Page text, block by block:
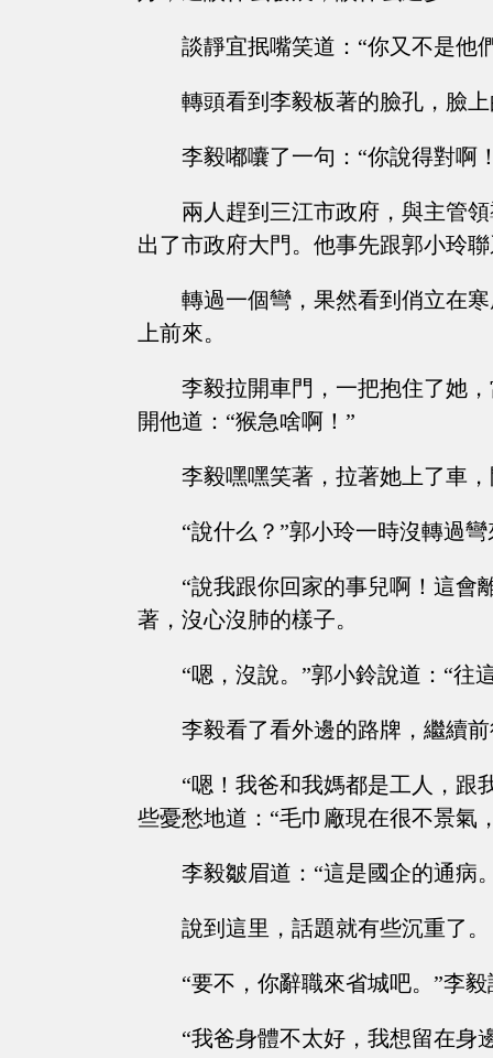
談靜宜抿嘴笑道：“你又不是他
轉頭看到李毅板著的臉孔，臉
李毅嘟囔了一句：“你說得對啊
兩人趕到三江市政府，與主管
出了市政府大門。他事先跟郭小玲
轉過一個彎，果然看到俏立在
上前來。
李毅拉開車門，一把抱住了她
開他道：“猴急啥啊！”
李毅嘿嘿笑著，拉著她上了車
“說什么？”郭小玲一時沒轉過
“說我跟你回家的事兒啊！這會
著，沒心沒肺的樣子。
“嗯，沒說。”郭小鈴說道：“往
李毅看了看外邊的路牌，繼續
“嗯！我爸和我媽都是工人，跟
些憂愁地道：“毛巾廠現在很不景氣
李毅皺眉道：“這是國企的通病
說到這里，話題就有些沉重了。
“要不，你辭職來省城吧。”李
“我爸身體不太好，我想留在身